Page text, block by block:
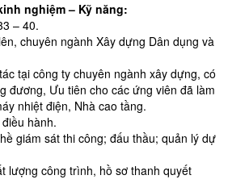
nghiệm – Kỹ năng:
– 40.
chuyên ngành Xây dựng Dân dụng và
tại công ty chuyên ngành xây dựng, có
đương, Ưu tiên cho các ứng viên đã làm
nhiệt điện, Nhà cao tầng.
hành.
giám sát thi công; đấu thầu; quản lý dự
lượng công trình, hồ sơ thanh quyết